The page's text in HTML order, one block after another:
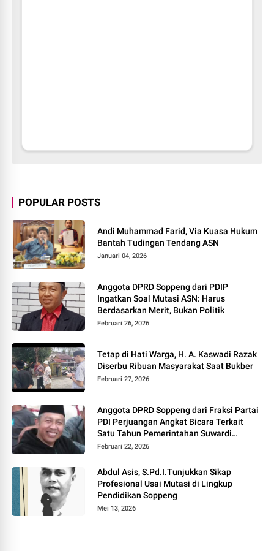
POPULAR POSTS
Andi Muhammad Farid, Via Kuasa Hukum
Bantah Tudingan Tendang ASN
Januari 04, 2026
Anggota DPRD Soppeng dari PDIP
Ingatkan Soal Mutasi ASN: Harus
Berdasarkan Merit, Bukan Politik
Februari 26, 2026
Tetap di Hati Warga, H. A. Kaswadi Razak
Diserbu Ribuan Masyarakat Saat Bukber
Februari 27, 2026
Anggota DPRD Soppeng dari Fraksi Partai
PDI Perjuangan Angkat Bicara Terkait
Satu Tahun Pemerintahan Suwardi
Haseng – Selle KS Dalle
Februari 22, 2026
Abdul Asis, S.Pd.I.Tunjukkan Sikap
Profesional Usai Mutasi di Lingkup
Pendidikan Soppeng
Mei 13, 2026